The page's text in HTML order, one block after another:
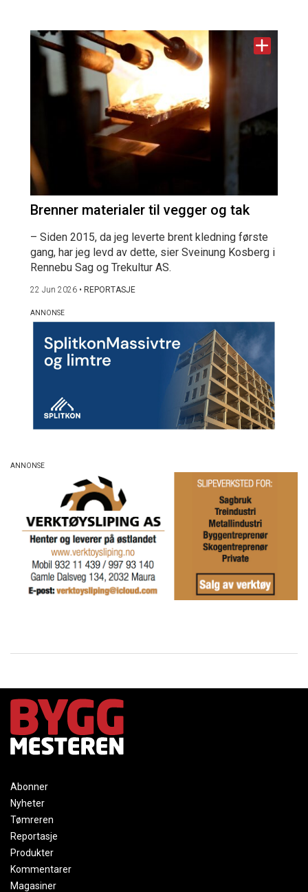
Brenner materialer til vegger og tak
– Siden 2015, da jeg leverte brent kledning første
gang, har jeg levd av dette, sier Sveinung Kosberg i
Rennebu Sag og Trekultur AS.
22 Jun 2026 • REPORTASJE
Abonner
Nyheter
Tømreren
Reportasje
Produkter
Kommentarer
Magasiner